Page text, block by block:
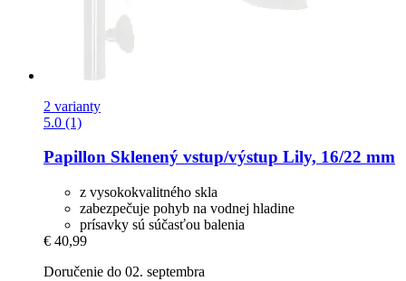
2 varianty
5.0 (1)
Papillon Sklenený vstup/výstup Lily, 16/22 mm
z vysokokvalitného skla
zabezpečuje pohyb na vodnej hladine
prísavky sú súčasťou balenia
€ 40,99
Doručenie do 02. septembra